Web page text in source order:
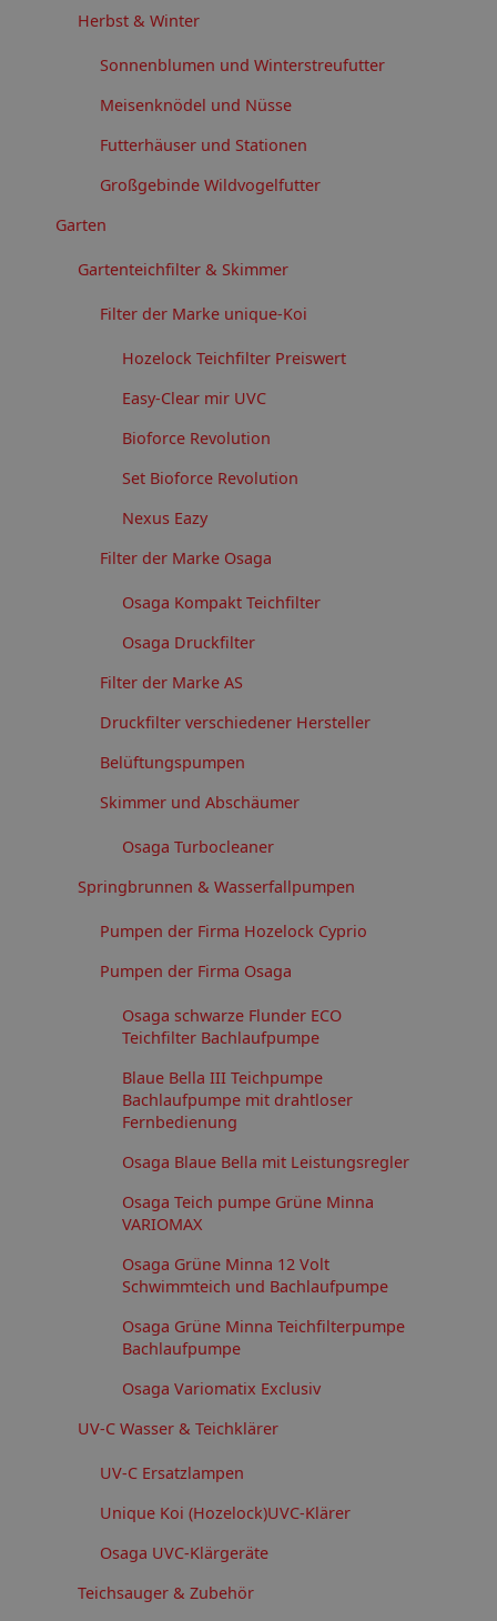
Herbst & Winter
Sonnenblumen und Winterstreufutter
Meisenknödel und Nüsse
Futterhäuser und Stationen
Großgebinde Wildvogelfutter
Garten
Gartenteichfilter & Skimmer
Filter der Marke unique-Koi
Hozelock Teichfilter Preiswert
Easy-Clear mir UVC
Bioforce Revolution
Set Bioforce Revolution
Nexus Eazy
Filter der Marke Osaga
Osaga Kompakt Teichfilter
Osaga Druckfilter
Filter der Marke AS
Druckfilter verschiedener Hersteller
Belüftungspumpen
Skimmer und Abschäumer
Osaga Turbocleaner
Springbrunnen & Wasserfallpumpen
Pumpen der Firma Hozelock Cyprio
Pumpen der Firma Osaga
Osaga schwarze Flunder ECO
Teichfilter Bachlaufpumpe
Blaue Bella III Teichpumpe
Bachlaufpumpe mit drahtloser
Fernbedienung
Osaga Blaue Bella mit Leistungsregler
Osaga Teich pumpe Grüne Minna
VARIOMAX
Osaga Grüne Minna 12 Volt
Schwimmteich und Bachlaufpumpe
Osaga Grüne Minna Teichfilterpumpe
Bachlaufpumpe
Osaga Variomatix Exclusiv
UV-C Wasser & Teichklärer
UV-C Ersatzlampen
Unique Koi (Hozelock)UVC-Klärer
Osaga UVC-Klärgeräte
Teichsauger & Zubehör